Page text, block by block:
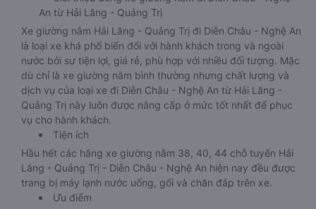
An từ Hải Lăng - Quảng Trị
Xe giường nằm Hải Lăng - Quảng Trị đi Diễn Châu - Nghệ An
là loại xe khá phổ biến đối với hành khách trong và ngoài
nước bởi sự tiện lợi, giá rẻ, phù hợp với nhiều đối tượng. Mặc
dù chỉ là xe giường nằm bình thường nhưng chất lượng và
dịch vụ của loại xe đi Diễn Châu - Nghệ An từ Hải Lăng -
Quảng Trị này luôn được nâng cấp ở mức tốt nhất để phục
vụ cho hành khách.
Tiện ích
Hầu hết các hãng xe giường nằm 38, 40, 44 chỗ tuyến Hải
Lăng - Quảng Trị - Diễn Châu - Nghệ An hiện nay đều được
trang bị máy lạnh nước uống, gối và chăn đắp trên xe.
Ưu điểm